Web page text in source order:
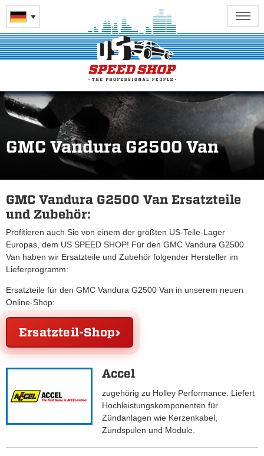
GMC Vandura G2500 Van
GMC Vandura G2500 Van Ersatzteile
und Zubehör:
Profitieren auch Sie von einem der größten US-Teile-Lager
Europas, dem US SPEED SHOP! Für den GMC Vandura G2500
Van haben wir Ersatzteile und Zubehör folgender Hersteller im
Lieferprogramm:
Ersatzteile für den GMC Vandura G2500 Van in unserem neuen
Online-Shop:
Ersatzteil-Shop
Accel
zugehörig zu Holley Performance. Liefert
Hochleistungskomponenten für
Zündanlagen wie Kerzenkabel,
Zündspulen und Module.